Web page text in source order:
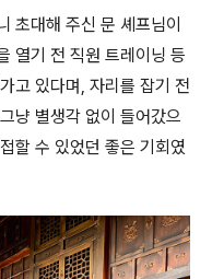
초대해 주신 문 셰프님이
열기 전 직원 트레이닝 등
고 있다며, 자리를 잡기 전
냥 별생각 없이 들어갔으
할 수 있었던 좋은 기회였